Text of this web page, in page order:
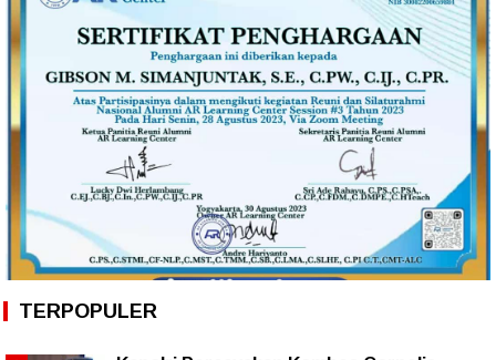
TERPOPULER